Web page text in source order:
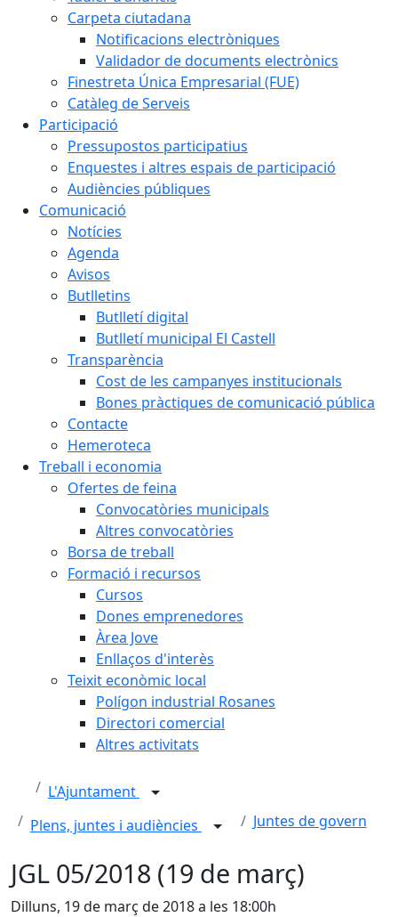
Carpeta ciutadana
Notificacions electròniques
Validador de documents electrònics
Finestreta Única Empresarial (FUE)
Catàleg de Serveis
Participació
Pressupostos participatius
Enquestes i altres espais de participació
Audiències públiques
Comunicació
Notícies
Agenda
Avisos
Butlletins
Butlletí digital
Butlletí municipal El Castell
Transparència
Cost de les campanyes institucionals
Bones pràctiques de comunicació pública
Contacte
Hemeroteca
Treball i economia
Ofertes de feina
Convocatòries municipals
Altres convocatòries
Borsa de treball
Formació i recursos
Cursos
Dones emprenedores
Àrea Jove
Enllaços d'interès
Teixit econòmic local
Polígon industrial Rosanes
Directori comercial
Altres activitats
L'Ajuntament
Plens, juntes i audiències
Juntes de govern
JGL 05/2018 (19 de març)
Dilluns, 19 de març de 2018 a les 18:00h